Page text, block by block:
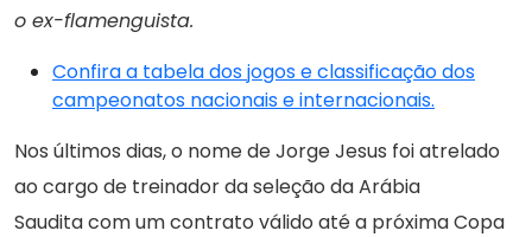
o ex-flamenguista.
Confira a tabela dos jogos e classificação dos
campeonatos nacionais e internacionais.
Nos últimos dias, o nome de Jorge Jesus foi atrelado
ao cargo de treinador da seleção da Arábia
Saudita com um contrato válido até a próxima Copa